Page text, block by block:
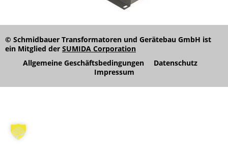
© Schmidbauer Transformatoren und Gerätebau GmbH ist
ein Mitglied der SUMIDA Corporation
Allgemeine Geschäftsbedingungen
Datenschutz
Impressum